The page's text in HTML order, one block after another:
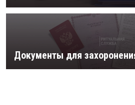
Документы для